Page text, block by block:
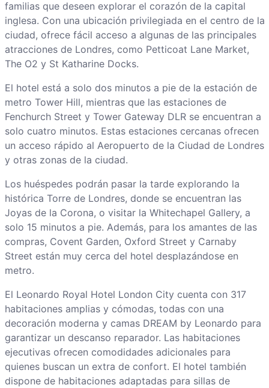
familias que deseen explorar el corazón de la capital
inglesa. Con una ubicación privilegiada en el centro de la
ciudad, ofrece fácil acceso a algunas de las principales
atracciones de Londres, como Petticoat Lane Market,
The O2 y St Katharine Docks.
El hotel está a solo dos minutos a pie de la estación de
metro Tower Hill, mientras que las estaciones de
Fenchurch Street y Tower Gateway DLR se encuentran a
solo cuatro minutos. Estas estaciones cercanas ofrecen
un acceso rápido al Aeropuerto de la Ciudad de Londres
y otras zonas de la ciudad.
Los huéspedes podrán pasar la tarde explorando la
histórica Torre de Londres, donde se encuentran las
Joyas de la Corona, o visitar la Whitechapel Gallery, a
solo 15 minutos a pie. Además, para los amantes de las
compras, Covent Garden, Oxford Street y Carnaby
Street están muy cerca del hotel desplazándose en
metro.
El Leonardo Royal Hotel London City cuenta con 317
habitaciones amplias y cómodas, todas con una
decoración moderna y camas DREAM by Leonardo para
garantizar un descanso reparador. Las habitaciones
ejecutivas ofrecen comodidades adicionales para
quienes buscan un extra de confort. El hotel también
dispone de habitaciones adaptadas para sillas de